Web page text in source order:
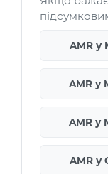
AMR у
AMR у
AMR у
AMR у